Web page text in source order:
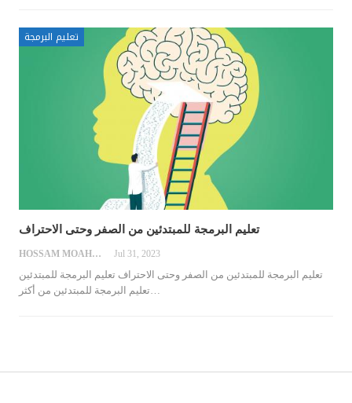
تعليم البرمجة
تعليم البرمجة للمبتدئين من الصفر وحتى الاحتراف
HOSSAM MOAHMED Jul 31, 2023
تعليم البرمجة للمبتدئين من الصفر وحتى الاحتراف تعليم البرمجة للمبتدئين
تعليم البرمجة للمبتدئين من أكثر